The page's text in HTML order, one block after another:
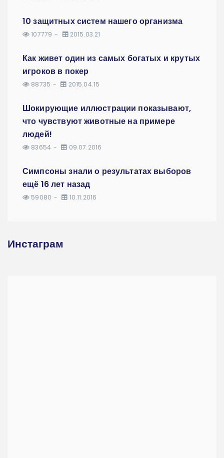
10 защитных систем нашего организма
107779 2015.03.21
Как живет один из самых богатых и крутых
игроков в покер
88735 2015.04.15
Шокирующие иллюстрации показывают,
что чувствуют животные на примере
людей!
83654 09.07.2016
Симпсоны знали о результатах выборов
ещё 16 лет назад
59080 10.11.2016
Инстаграм